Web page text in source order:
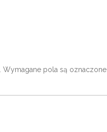
Wymagane pola są oznaczone